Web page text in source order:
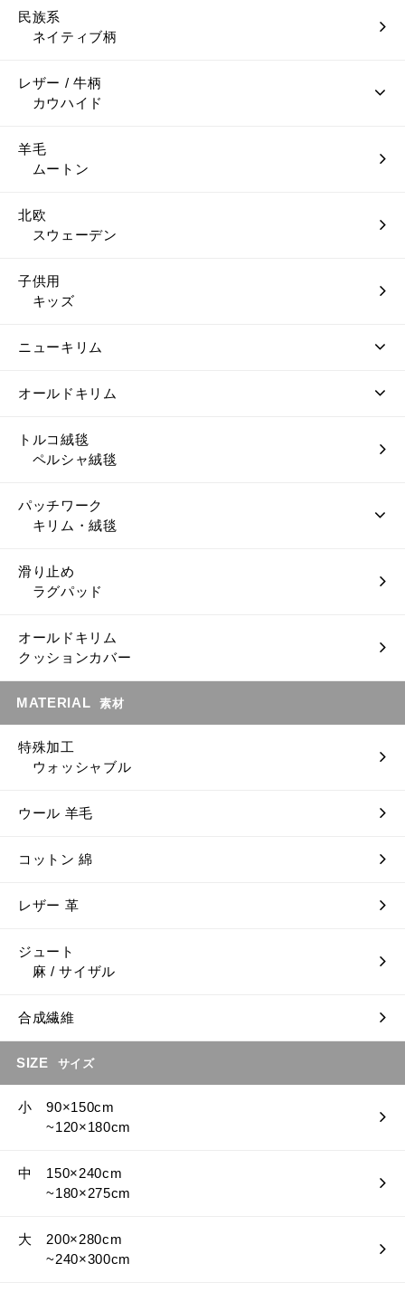
民族系
ネイティブ柄
レザー / 牛柄
カウハイド
羊毛
ムートン
北欧
スウェーデン
子供用
キッズ
ニューキリム
オールドキリム
トルコ絨毯
ペルシャ絨毯
パッチワーク
キリム・絨毯
滑り止め
ラグパッド
オールドキリム
クッションカバー
MATERIAL 素材
特殊加工
ウォッシャブル
ウール 羊毛
コットン 綿
レザー 革
ジュート
麻 / サイザル
合成繊維
SIZE サイズ
小 90×150cm
~120×180cm
中 150×240cm
~180×275cm
大 200×280cm
~240×300cm